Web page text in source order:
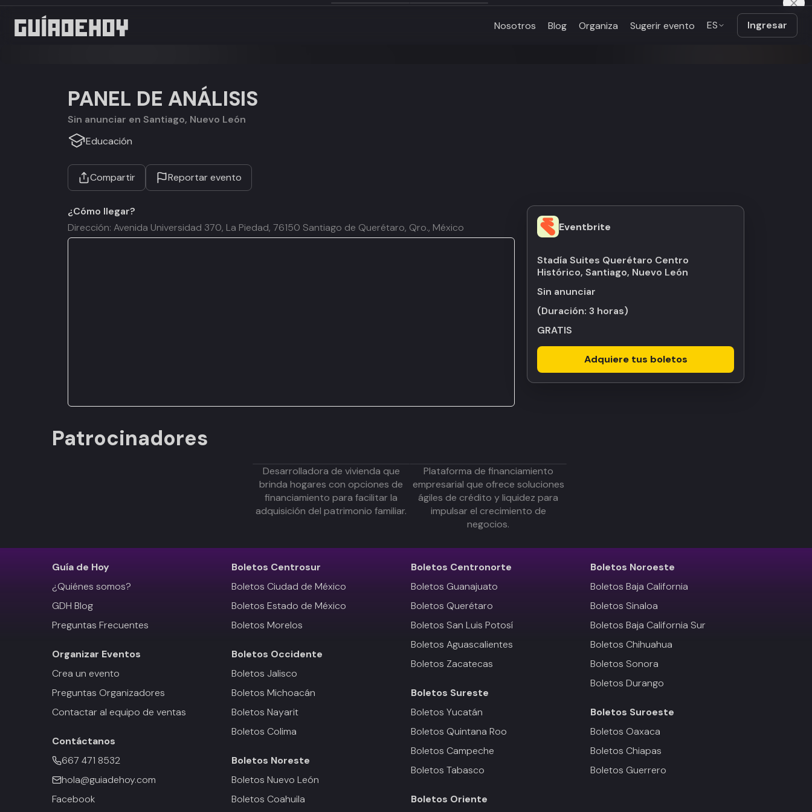
Nosotros Blog Organiza Sugerir evento ES Ingresar
PANEL DE ANÁLISIS
Sin anunciar en Santiago, Nuevo León
Educación
Compartir Reportar evento
Eventbrite
Stadía Suites Querétaro Centro
Histórico, Santiago, Nuevo León
Sin anunciar
(Duración: 3 horas)
GRATIS
Adquiere tus boletos
¿Cómo llegar?
Dirección: Avenida Universidad 370, La Piedad, 76150 Santiago de Querétaro, Qro., México
Patrocinadores
Desarrolladora de vivienda que
brinda hogares con opciones de
financiamiento para facilitar la
adquisición del patrimonio familiar.
Plataforma de financiamiento
empresarial que ofrece soluciones
ágiles de crédito y liquidez para
impulsar el crecimiento de
negocios.
Guía de Hoy
¿Quiénes somos?
GDH Blog
Preguntas Frecuentes
Organizar Eventos
Crea un evento
Preguntas Organizadores
Contactar al equipo de ventas
Contáctanos
667 471 8532
hola@guiadehoy.com
Facebook
Boletos Centrosur
Boletos Ciudad de México
Boletos Estado de México
Boletos Morelos
Boletos Occidente
Boletos Jalisco
Boletos Michoacán
Boletos Nayarit
Boletos Colima
Boletos Noreste
Boletos Nuevo León
Boletos Coahuila
Boletos Centronorte
Boletos Guanajuato
Boletos Querétaro
Boletos San Luis Potosí
Boletos Aguascalientes
Boletos Zacatecas
Boletos Sureste
Boletos Yucatán
Boletos Quintana Roo
Boletos Campeche
Boletos Tabasco
Boletos Oriente
Boletos Noroeste
Boletos Baja California
Boletos Sinaloa
Boletos Baja California Sur
Boletos Chihuahua
Boletos Sonora
Boletos Durango
Boletos Suroeste
Boletos Oaxaca
Boletos Chiapas
Boletos Guerrero